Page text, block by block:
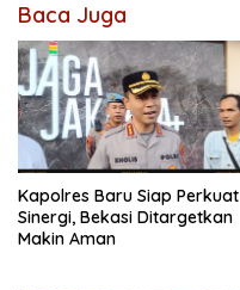
Baca Juga
Kapolres Baru Siap Perkuat
Sinergi, Bekasi Ditargetkan
Makin Aman